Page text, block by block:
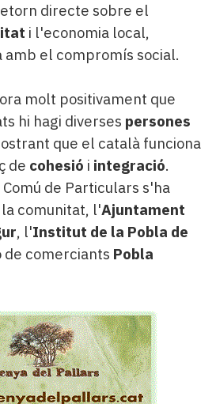
directe sobre el
i l'economia local,
el compromís social.
molt positivament que
hi hagi diverses persones
que el català funciona
de cohesió i integració.
de Particulars s'ha
comunitat, l'Ajuntament
, l'Institut de la Pobla de
de comerciants Pobla